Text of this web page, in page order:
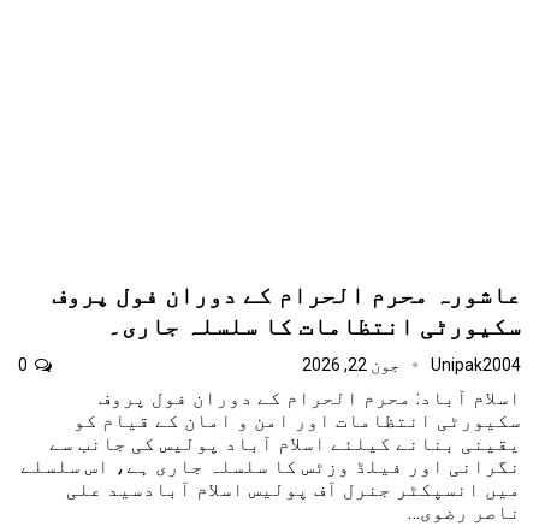
عاشورہ محرم الحرام کے دوران فول پروف
سکیورٹی انتظامات کا سلسلہ جاری۔
Unipak2004 جون 22, 2026
اسلام آباد: محرم الحرام کے دوران فول پروف
سکیورٹی انتظامات اور امن و امان کے قیام کو
یقینی بنانے کیلئے اسلام آباد پولیس کی جانب سے
نگرانی اور فیلڈ وزٹس کا سلسلہ جاری ہے، اس سلسلے
میں انسپکٹر جنرل آف پولیس اسلام آبادسید علی
ناصر رضوی…